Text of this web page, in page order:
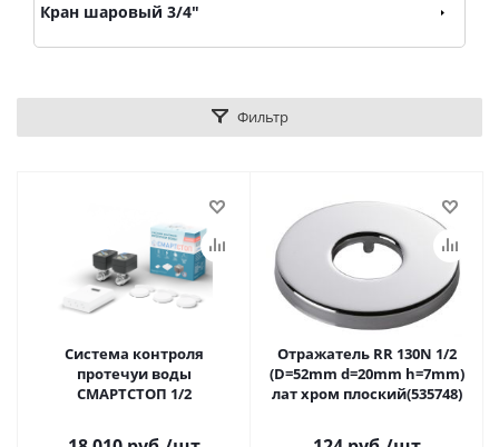
Кран шаровый 3/4"
Фильтр
Система контроля
протечуи воды
СМАРТСТОП 1/2
Отражатель RR 130N 1/2
(D=52mm d=20mm h=7mm)
лат хром плоский(535748)